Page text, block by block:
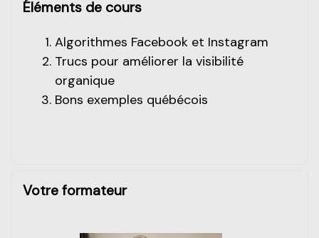
Éléments de cours
Algorithmes Facebook et Instagram
Trucs pour améliorer la visibilité
organique
Bons exemples québécois
Votre formateur